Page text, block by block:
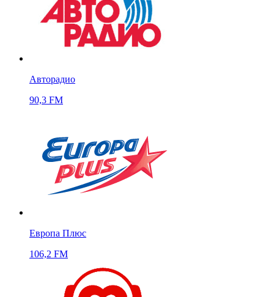
Авторадио
90,3 FM
Европа Плюс
106,2 FM